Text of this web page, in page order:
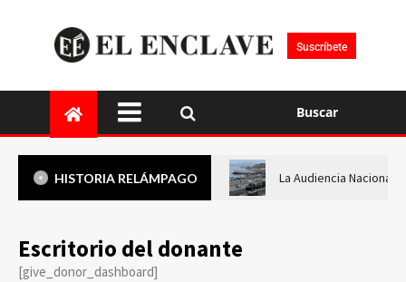
Suscríbete
Buscar
HISTORIA RELÁMPAGO La Audiencia Nacional
Escritorio del donante
[give_donor_dashboard]